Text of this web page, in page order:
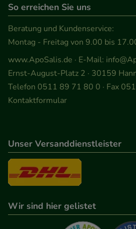
So erreichen Sie uns
Beratung und Kundenservice:
Montag - Freitag von 9.00 bis
www.ApoSalis.de · E-Mail:
Ernst-August-Platz 2 · 30159
Telefon 0511 89 71 80 0 · Fax
Kontaktformular
Unser Versanddienstleister
Wir sind hier gelistet